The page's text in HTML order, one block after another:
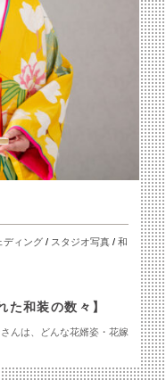
ディング/ スタジオ写真 / 和
た和装の数々】
んは、どんな花婿姿・花嫁